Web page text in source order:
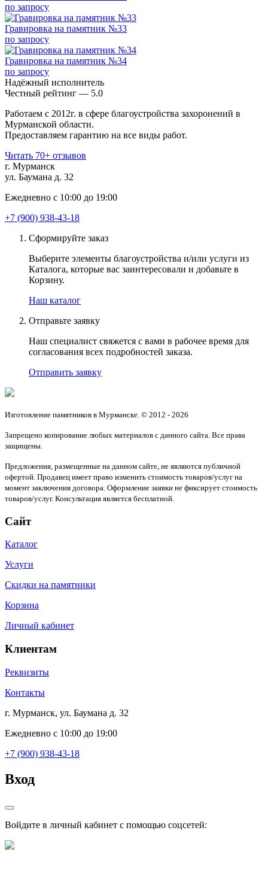
по запросу
Гравировка на памятник №33
по запросу
Гравировка на памятник №34
по запросу
Надёжный исполнитель
Чеcтный рейтинг — 5.0
Работаем с 2012г. в сфере благоустройства захоронений в
Мурманской области.
Предоставляем гарантию на все виды работ.
Читать 70+ отзывов
г. Мурманск
ул. Баумана д. 32
Ежедневно с 10:00 до 19:00
+7 (900) 938-43-18
Сформируйте заказ
Выберите элементы благоустройства и/или услуги из
Каталога, которые вас заинтересовали и добавьте в
Корзину.
Наш каталог
Отправьте заявку
Наш специалист свяжется с вами в рабочее время для
согласования всех подробностей заказа.
Отправить заявку
Изготовление памятников в Мурманске. © 2012 - 2026
Запрещено копирование любых материалов с данного сайта. Все права
защищены.
Предложения, размещенные на данном сайте, не являются публичной
офертой. Продавец имеет право изменить стоимость товаров/услуг на
момент заключения договора. Оформление заявки не фиксирует стоимость
товаров/услуг. Консультация является бесплатной.
Сайт
Каталог
Услуги
Скидки на памятники
Корзина
Личный кабинет
Клиентам
Реквизиты
Контакты
г. Мурманск, ул. Баумана д. 32
Ежедневно с 10:00 до 19:00
+7 (900) 938-43-18
Вход
Войдите в личный кабинет с помощью соцсетей: